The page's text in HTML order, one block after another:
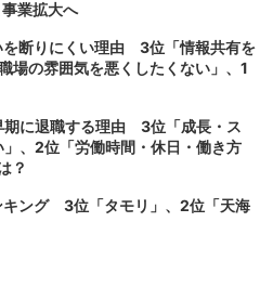
業拡大へ
を断りにくい理由 3位「情報共有を
場の雰囲気を悪くしたくない」、1
期に退職する理由 3位「成長・ス
、2位「労働時間・休日・働き方
？
キング 3位「タモリ」、2位「天海